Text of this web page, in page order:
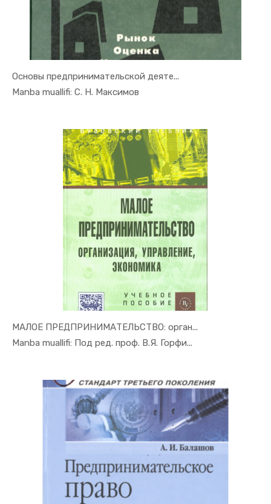
Основы предпринимательской деяте...
Manba muallifi: С. Н. Максимов
In Tadbirk...
МАЛОЕ ПРЕДПРИНИМАТЕЛЬСТВО: орган...
Manba muallifi: Под ред. проф. В.Я. Горфи...
In Tadbirk...